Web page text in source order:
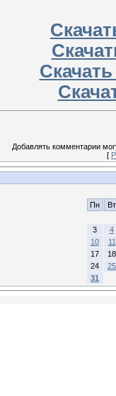
Добавлять комментарии
[
Пн Вт
3
4
10
11
17
18
24
25
31